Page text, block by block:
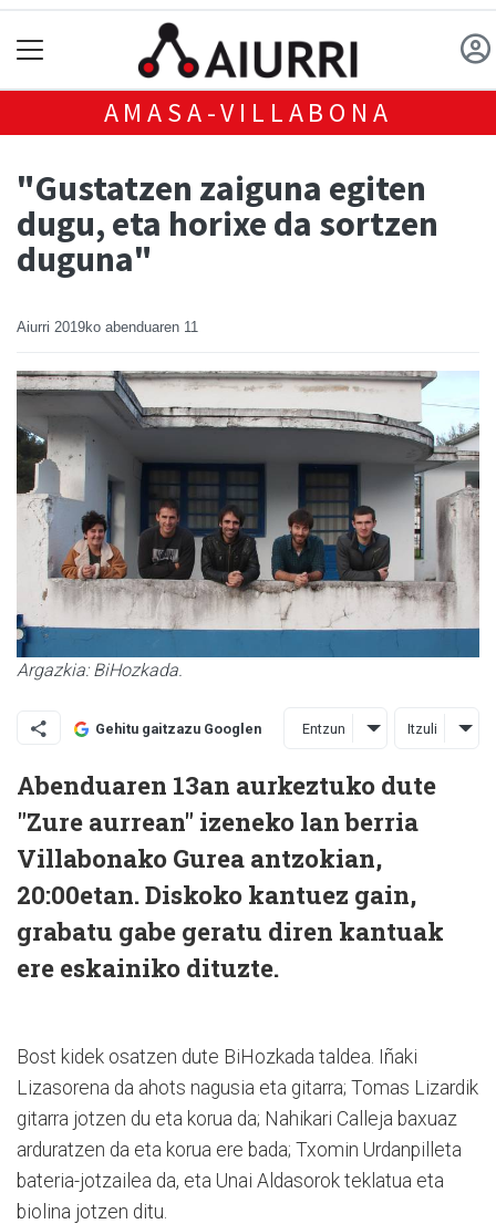
AMASA-VILLABONA
"Gustatzen zaiguna egiten
dugu, eta horixe da sortzen
duguna"
Aiurri 2019ko abenduaren 11
Argazkia: BiHozkada.
Gehitu gaitzazu Googlen Entzun Itzuli
Abenduaren 13an aurkeztuko dute
"Zure aurrean" izeneko lan berria
Villabonako Gurea antzokian,
20:00etan. Diskoko kantuez gain,
grabatu gabe geratu diren kantuak
ere eskainiko dituzte.
Bost kidek osatzen dute BiHozkada taldea. Iñaki
Lizasorena da ahots nagusia eta gitarra; Tomas Lizardik
gitarra jotzen du eta korua da; Nahikari Calleja baxuaz
arduratzen da eta korua ere bada; Txomin Urdanpilleta
bateria-jotzailea da, eta Unai Aldasorok teklatua eta
biolina jotzen ditu.